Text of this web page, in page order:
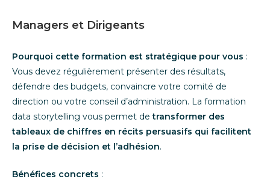
Managers et Dirigeants
Pourquoi cette formation est stratégique pour vous :
Vous devez régulièrement présenter des résultats,
défendre des budgets, convaincre votre comité de
direction ou votre conseil d’administration. La formation
data storytelling vous permet detransformer des
tableaux de chiffres en récits persuasifs qui facilitent
la prise de décision et l’adhésion.
Bénéfices concrets :